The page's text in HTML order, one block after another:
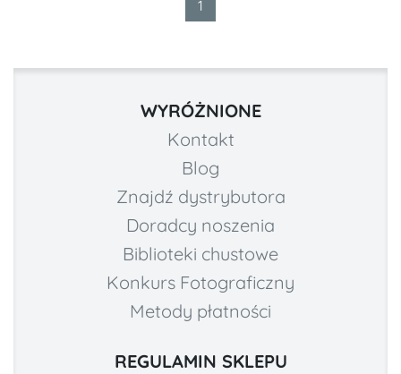
1
WYRÓŻNIONE
Kontakt
Blog
Znajdź dystrybutora
Doradcy noszenia
Biblioteki chustowe
Konkurs Fotograficzny
Metody płatności
REGULAMIN SKLEPU